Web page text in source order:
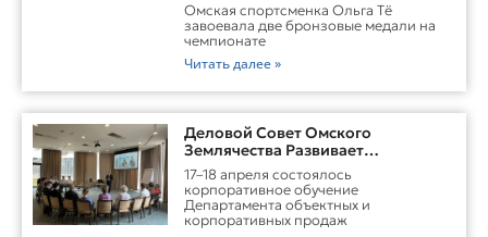
Омская спортсменка Ольга Тё
завоевала две бронзовые медали на
чемпионате
Читать далее »
Деловой Совет Омского
Землячества Развивает
Практические Навыки Омских
Студентов Через Бизнес-
Обучение
17–18 апреля состоялось
корпоративное обучение
Департамента объектных и
корпоративных продаж